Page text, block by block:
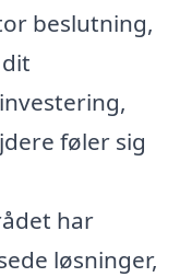
beslutning,
føler sig
har
løsninger,